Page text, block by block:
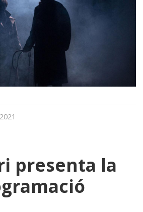
presenta la